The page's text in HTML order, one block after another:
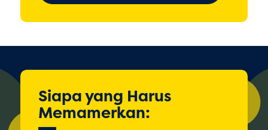
Siapa yang Harus
Memamerkan: